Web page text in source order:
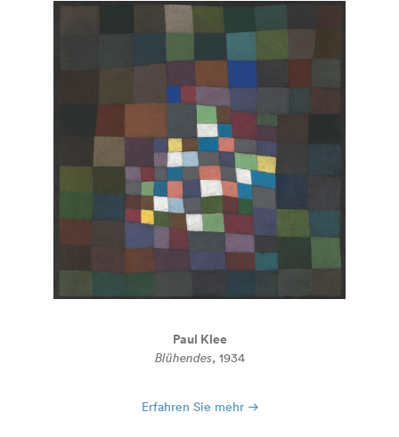
Paul Klee
Blühendes, 1934
Erfahren Sie mehr